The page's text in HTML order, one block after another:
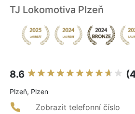
TJ Lokomotiva Plzeň
8.6
Plzeň, Plzen
Zobrazit telefonní číslo